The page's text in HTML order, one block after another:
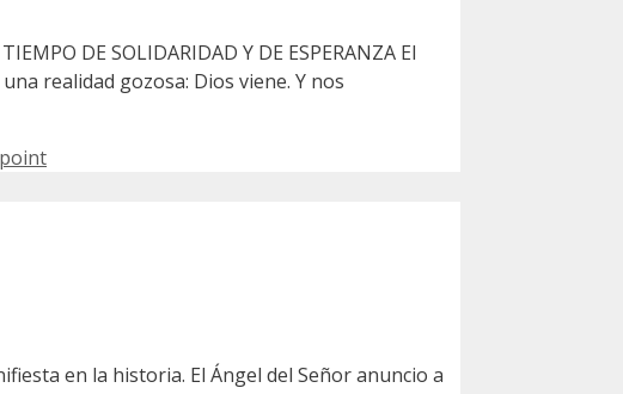
DE SOLIDARIDAD Y DE ESPERANZA El
realidad gozosa: Dios viene. Y nos
en la historia. El Ángel del Señor anuncio a